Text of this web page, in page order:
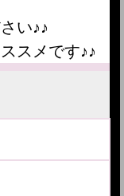
い♪♪
スメです♪♪